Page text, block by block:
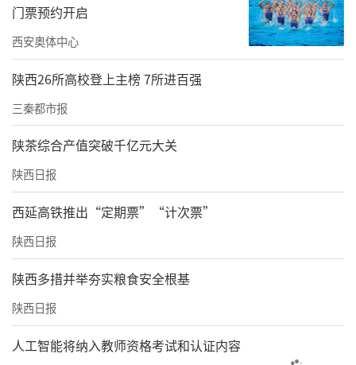
门票预约开启
西安奥体中心
陕西26所高校登上主榜 7所进百强
三秦都市报
陕茶综合产值突破千亿元大关
陕西日报
西延高铁推出“定期票”“计次票”
陕西日报
陕西多措并举夯实粮食安全根基
陕西日报
人工智能将纳入教师资格考试和认证内容